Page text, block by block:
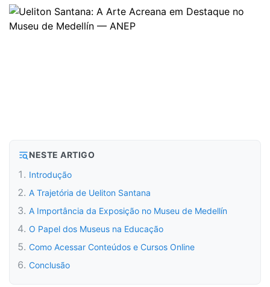
NESTE ARTIGO
Introdução
A Trajetória de Ueliton Santana
A Importância da Exposição no Museu de Medellín
O Papel dos Museus na Educação
Como Acessar Conteúdos e Cursos Online
Conclusão